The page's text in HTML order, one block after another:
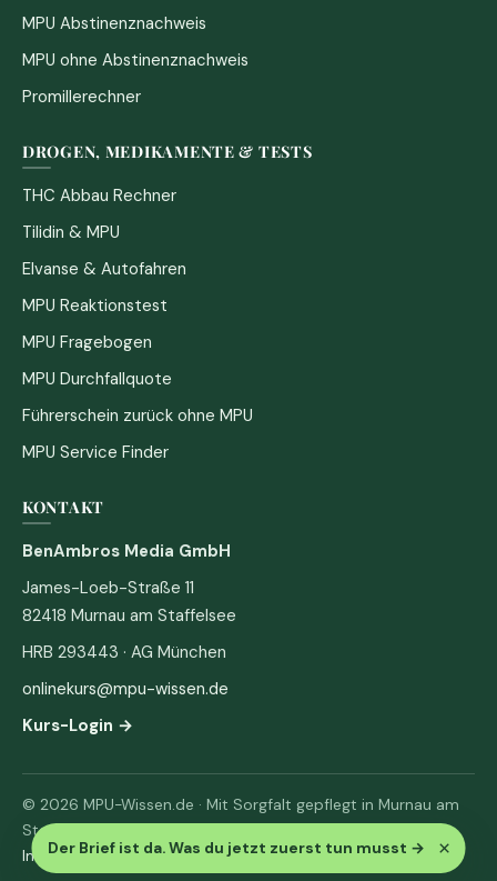
Der Brief ist da. Was du jetzt zuerst tun musst → ×
MPU Abstinenznachweis
MPU ohne Abstinenznachweis
Promillerechner
DROGEN, MEDIKAMENTE & TESTS
THC Abbau Rechner
Tilidin & MPU
Elvanse & Autofahren
MPU Reaktionstest
MPU Fragebogen
MPU Durchfallquote
Führerschein zurück ohne MPU
MPU Service Finder
KONTAKT
BenAmbros Media GmbH
James-Loeb-Straße 11
82418 Murnau am Staffelsee
HRB 293443 · AG München
onlinekurs@mpu-wissen.de
Kurs-Login →
© 2026 MPU-Wissen.de · Mit Sorgfalt gepflegt in Murnau am
Staffelsee
Impressum· Datenschutz & AGB